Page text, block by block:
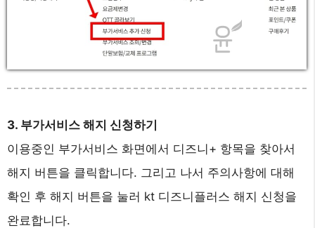
3. 부가서비스 해지 신청하기
이용중인 부가서비스 화면에서 디즈니+ 항목을 찾아서
해지 버튼을 클릭합니다. 그리고 나서 주의사항에 대해
확인 후 해지 버튼을 눌러 kt 디즈니플러스 해지 신청을
완료합니다.